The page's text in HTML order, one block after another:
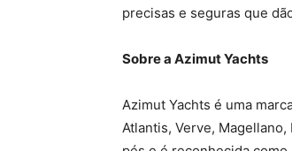
precisas e seguras que
Sobre a Azimut Yachts
Azimut Yachts é uma
Atlantis, Verve,